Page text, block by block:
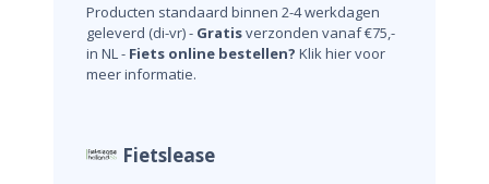
Producten standaard binnen 2-4 werkdagen
geleverd (di-vr) - Gratisverzonden vanaf €75,-
in NL - Fiets online bestellen? Klik hier voor
meer informatie.
Fietslease